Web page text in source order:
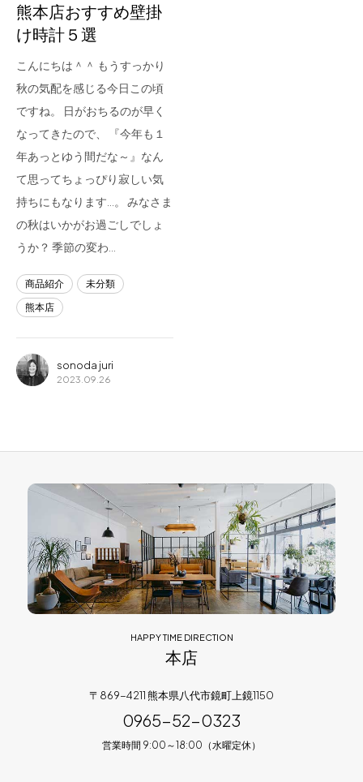
フラッグシップストア
熊本店
Arv
熊本店おすすめ壁掛
け時計５選
こんにちは＾＾ もうすっかり
秋の気配を感じる今日この頃
ですね。 日がおちるのが早く
なってきたので、 『今年も１
年あっとゆう間だな～』なん
て思ってちょっぴり寂しい気
持ちにもなります...。 みなさま
の秋はいかがお過ごしでしょ
うか？ 季節の変わ…
商品紹介
未分類
熊本店
sonoda juri
2023.09.26
HAPPY TIME DIRECTION
本店
〒869-4211 熊本県八代市鏡町上鏡1150
0965-52-0323
営業時間 9:00～18:00（水曜定休）